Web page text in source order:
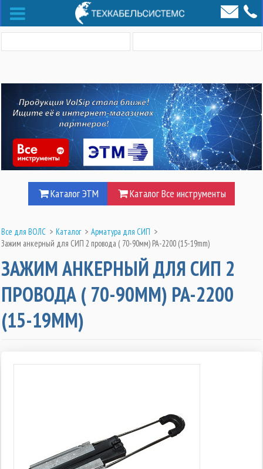
Каталог ЭТМ Каталог Все инструменты
Все для ВОЛС > Каталог > Арматура для СИП >
Зажим анкерный для СИП 2 провода ( 70-90мм) PA-2200 (15-19mm)
ЗАЖИМ АНКЕРНЫЙ ДЛЯ СИП 2
ПРОВОДА ( 70-90ММ) PA-2200
(15-19MM)